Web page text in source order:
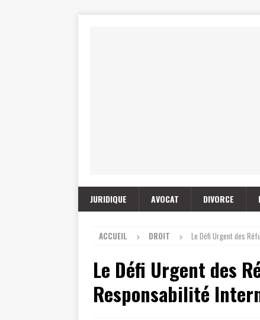
JURIDIQUE AVOCAT DIVORCE
ACCUEIL DROIT Le Défi Urgent des
Le Défi Urgent des
Responsabilité